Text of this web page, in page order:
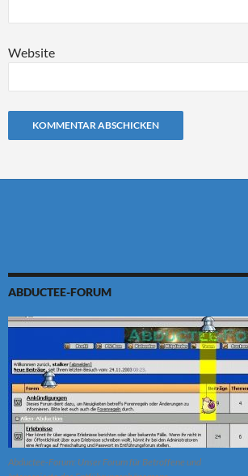
Website
ABDUCTEE-FORUM
Abductee-Forum: Unser Forum für Betroffene und